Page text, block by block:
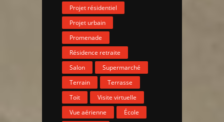
Projet résidentiel
Projet urbain
Promenade
Résidence retraite
Salon
Supermarché
Terrain
Terrasse
Toit
Visite virtuelle
Vue aérienne
École